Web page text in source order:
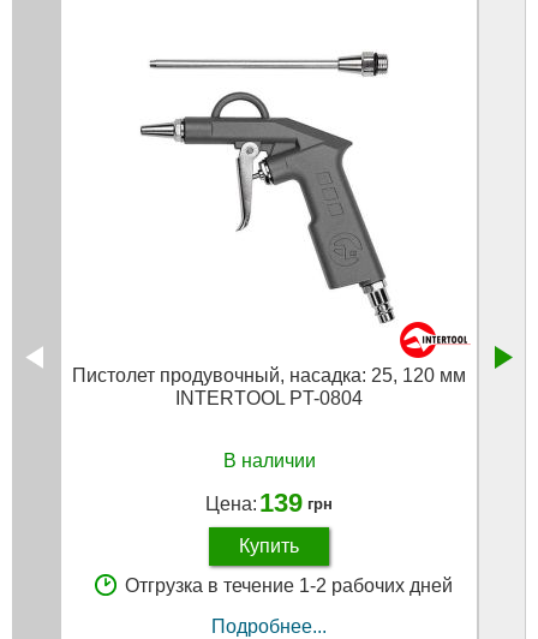
Пистолет продувочный, насадка: 25, 120 мм
INTERTOOL PT-0804
В наличии
Цена: 139 грн
Купить
Отгрузка в течение 1-2 рабочих дней
Подробнее...